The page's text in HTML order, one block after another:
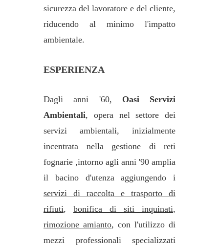
sicurezza del lavoratore e del cliente,
riducendo al minimo l'impatto
ambientale.
ESPERIENZA
Dagli anni '60, Oasi Servizi
Ambientali, opera nel settore dei
servizi ambientali, inizialmente
incentrata nella gestione di reti
fognarie ,intorno agli anni '90 amplia
il bacino d'utenza aggiungendo i
servizi di raccolta e trasporto di
rifiuti, bonifica di siti inquinati,
rimozione amianto, con l'utilizzo di
mezzi professionali specializzati